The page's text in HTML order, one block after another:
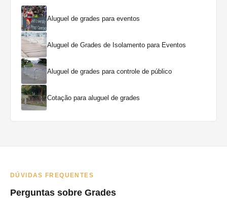
Aluguel de grades para eventos
Aluguel de Grades de Isolamento para Eventos
Aluguel de grades para controle de público
Cotação para aluguel de grades
DÚVIDAS FREQUENTES
Perguntas sobre Grades